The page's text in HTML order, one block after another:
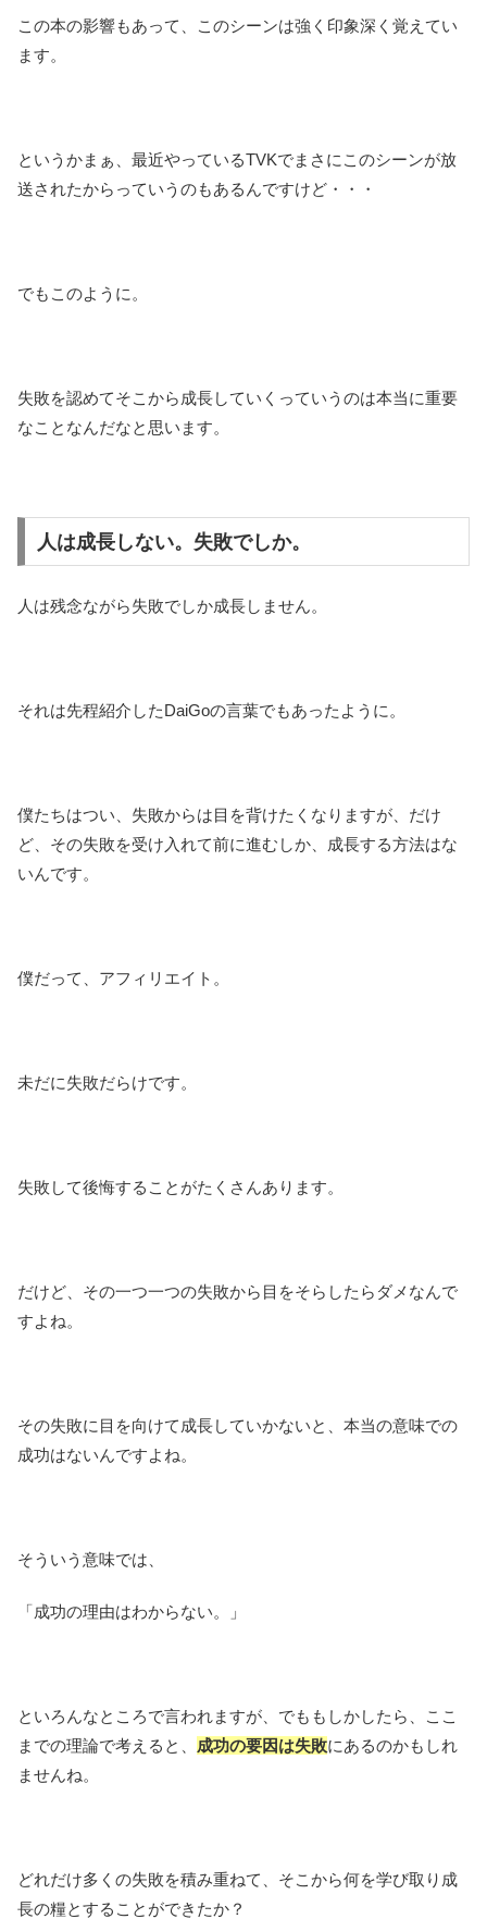
この本の影響もあって、このシーンは強く印象深く覚えてい
ます。
というかまぁ、最近やっているTVKでまさにこのシーンが放
送されたからっていうのもあるんですけど・・・
でもこのように。
失敗を認めてそこから成長していくっていうのは本当に重要
なことなんだなと思います。
人は成長しない。失敗でしか。
人は残念ながら失敗でしか成長しません。
それは先程紹介したDaiGoの言葉でもあったように。
僕たちはつい、失敗からは目を背けたくなりますが、だけ
ど、その失敗を受け入れて前に進むしか、成長する方法はな
いんです。
僕だって、アフィリエイト。
未だに失敗だらけです。
失敗して後悔することがたくさんあります。
だけど、その一つ一つの失敗から目をそらしたらダメなんで
すよね。
その失敗に目を向けて成長していかないと、本当の意味での
成功はないんですよね。
そういう意味では、
「成功の理由はわからない。」
といろんなところで言われますが、でももしかしたら、ここ
までの理論で考えると、 成功の要因は失敗にあるのかもしれ
ませんね。
どれだけ多くの失敗を積み重ねて、そこから何を学び取り成
長の糧とすることができたか？